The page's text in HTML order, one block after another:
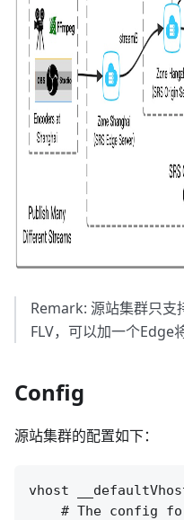
Remark: 源站集群只支
FLV，可以加一个Edge
Config
源站集群的配置如下：
vhost
# The config